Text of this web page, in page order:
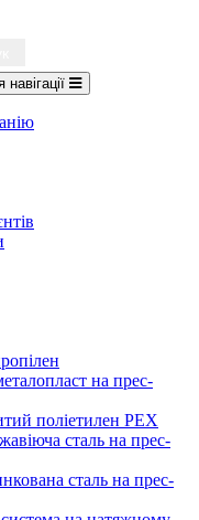
на прес-
поліетилен PEX
сталь на прес-
сталь на прес-